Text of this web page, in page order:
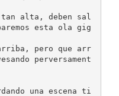
tan alta, deben sal
esta ola gig
pero que arr
perversament
una escena ti